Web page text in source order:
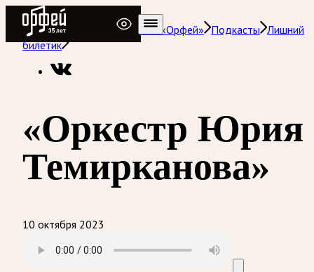
Радио Орфей
Радио классической музыки «Орфей» Подкасты Лишний
билетик
«Оркестр Юрия
Темирканова»
10 октября 2023